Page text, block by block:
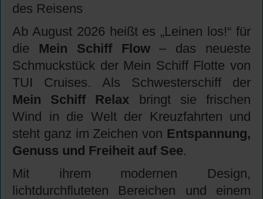
des Reisens
Ab August 2026 heißt es „Leinen los!“ für
die Mein Schiff Flow– das neueste
Schmuckstück der Mein Schiff Flotte von
TUI Cruises. Als Schwesterschiff der
Mein Schiff Relax bringt sie frischen
Wind in die Welt der Kreuzfahrten und
steht ganz im Zeichen von Entspannung,
Genuss und Freiheit auf See.
Mit ihrem modernen Design,
lichtdurchfluteten Bereichen und einem